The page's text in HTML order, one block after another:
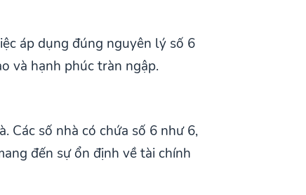
áp dụng đúng nguyên lý số 6
và hạnh phúc tràn ngập.
Các số nhà có chứa số 6 như 6,
đến sự ổn định về tài chính